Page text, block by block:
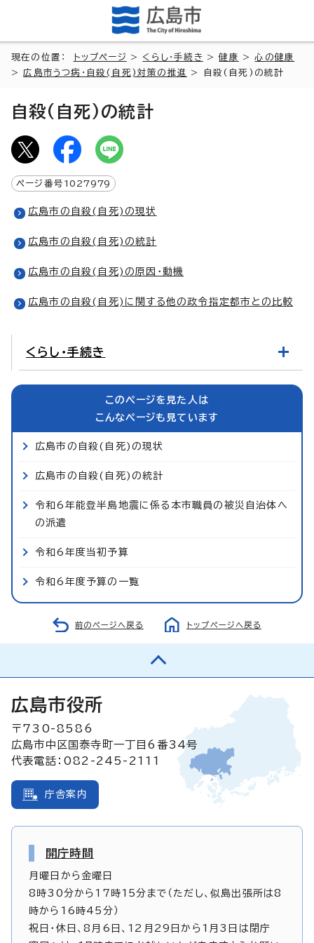
現在の位置： トップページ > くらし・手続き >健康 > 心の健康
>広島市うつ病・自殺(自死)対策の推進 > 自殺(自死)の統計
自殺(自死)の統計
ページ番号 1027979
広島市の自殺(自死)の現状
広島市の自殺(自死)の統計
広島市の自殺(自死)の原因・動機
広島市の自殺(自死)に関する他の政令指定都市との比較
くらし・手続き
このページを見た人は
こんなページも見ています
広島市の自殺(自死)の現状
広島市の自殺(自死)の統計
令和6年能登半島地震に係る本市職員の被災自治体へ
の派遣
令和6年度当初予算
令和6年度予算の一覧
前のページへ戻る トップページへ戻る
広島市役所
〒730-8586
広島市中区国泰寺町一丁目6番34号
代表電話：082-245-2111
庁舎案内
開庁時間
月曜日から金曜日
8時30分から17時15分まで（ただし、似島出張所は8
時から16時45分）
祝日・休日、8月6日、12月29日から1月3日は閉庁